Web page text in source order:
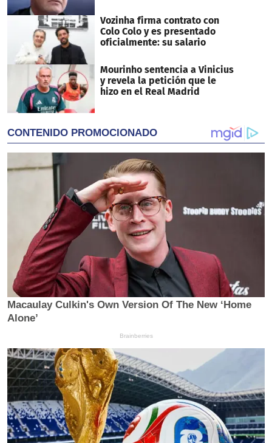
Vozinha firma contrato con
Colo Colo y es presentado
oficialmente: su salario
Mourinho sentencia a Vinicius
y revela la petición que le
hizo en el Real Madrid